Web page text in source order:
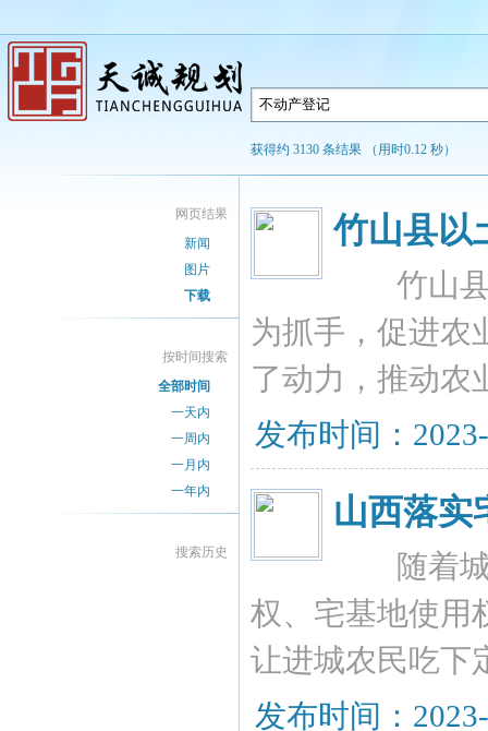
获得约 3130 条结果 （用时0.12 秒）
网页结果
新闻
图片
下载
按时间搜索
全部时间
一天内
一周内
一月内
一年内
搜索历史
竹山县以
竹山县
为抓手，促进农
了动力，推动农
发布时间：
山西落实
随着城
权、宅基地使用
让进城农民吃
发布时间：